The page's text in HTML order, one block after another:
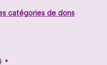
catégories de dons